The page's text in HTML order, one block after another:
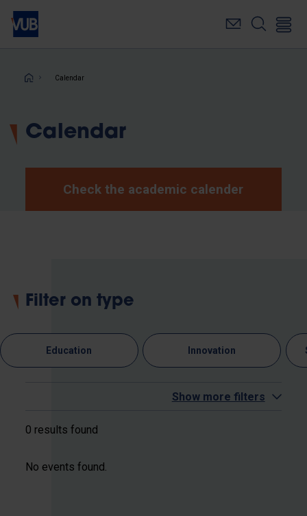
Skip
main
Breadcrumb
Calendar
Calendar
Check the academic calender
Filter on type
Education Innovation
Show more filters
0 results found
No events found.